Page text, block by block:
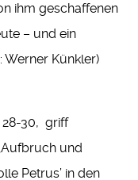
ihm geschaffenen
– und ein
Werner Künkler)
28-30, griff
und
Petrus’ in den